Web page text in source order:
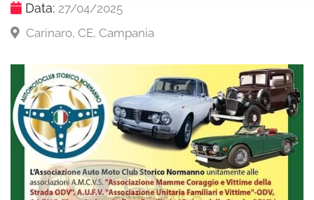
Data: 27/04/2025
Carinaro, CE, Campania